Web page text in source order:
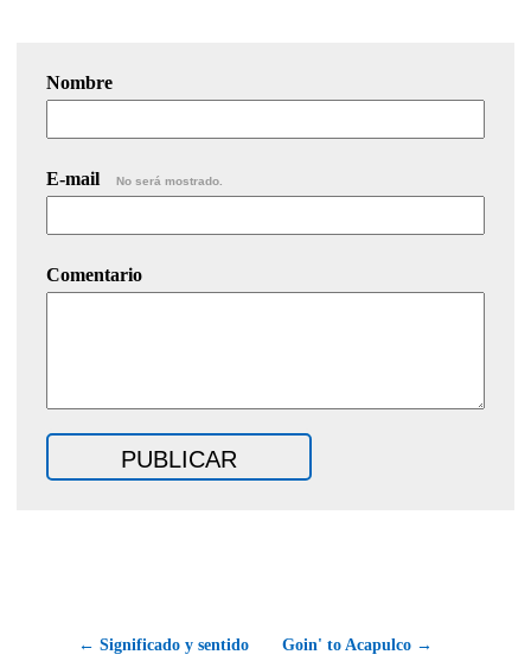
Nombre
E-mail No será mostrado.
Comentario
← Significado y sentido Goin' to Acapulco →